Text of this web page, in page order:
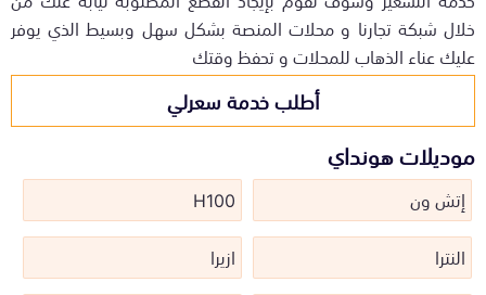
خلال شبكة تجارنا و محلات المنصة بشكل سهل وبسيط الذي يوفر
عليك عناء الذهاب للمحلات و تحفظ وقتك
أطلب خدمة سعرلي
موديلات هونداي
إتش ون
H100
النترا
ازيرا